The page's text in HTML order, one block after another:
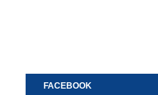
FACEBOOK